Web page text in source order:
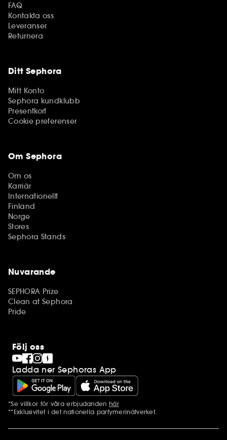
FAQ
Kontakta oss
Leveranser
Returnera
Ditt Sephora
Mitt Konto
Sephora kundklubb
Presentkort
Cookie preferenser
Om Sephora
Om os
Karriär
Internationellt
Finland
Norge
Stores
Sephora Stands
Nuvarande
SEPHORA Prize
Clean at Sephora
Pride
Följ oss
Ladda ner Sephoras App
Ytterligare information
*Se villkor för våra erbjudanden här
**Exklusivitet i det nationella parfymerinätverket.